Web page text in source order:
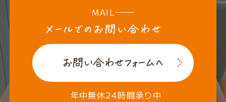
MAIL
年中無休24時間承り中